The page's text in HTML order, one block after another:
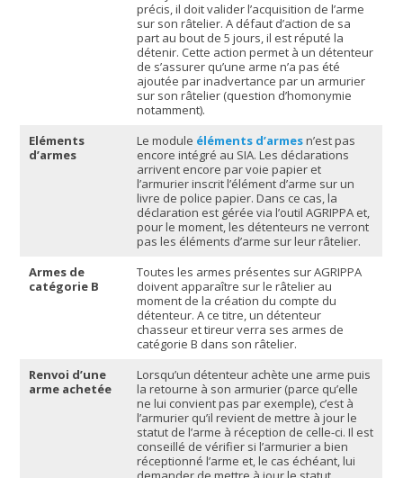
précis, il doit valider l’acquisition de l’arme
sur son râtelier. A défaut d’action de sa
part au bout de 5 jours, il est réputé la
détenir. Cette action permet à un détenteur
de s’assurer qu’une arme n’a pas été
ajoutée par inadvertance par un armurier
sur son râtelier (question d’homonymie
notamment).
Eléments
d’armes
Le module éléments d’armesn’est pas
encore intégré au SIA. Les déclarations
arrivent encore par voie papier et
l’armurier inscrit l’élément d’arme sur un
livre de police papier. Dans ce cas, la
déclaration est gérée via l’outil AGRIPPA et,
pour le moment, les détenteurs ne verront
pas les éléments d’arme sur leur râtelier.
Armes de
catégorie B
Toutes les armes présentes sur AGRIPPA
doivent apparaître sur le râtelier au
moment de la création du compte du
détenteur. A ce titre, un détenteur
chasseur et tireur verra ses armes de
catégorie B dans son râtelier.
Renvoi d’une
arme achetée
Lorsqu’un détenteur achète une arme puis
la retourne à son armurier (parce qu’elle
ne lui convient pas par exemple), c’est à
l’armurier qu’il revient de mettre à jour le
statut de l’arme à réception de celle-ci. Il est
conseillé de vérifier si l’armurier a bien
réceptionné l’arme et, le cas échéant, lui